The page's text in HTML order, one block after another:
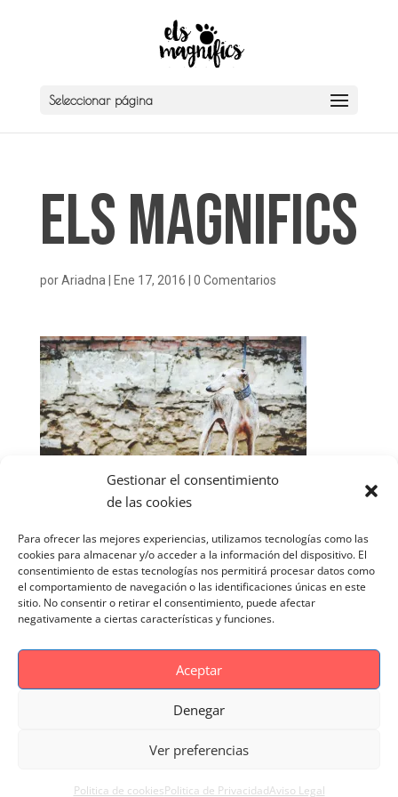
Gestionar el consentimiento
de las cookies
Para ofrecer las mejores experiencias, utilizamos tecnologías como las
cookies para almacenar y/o acceder a la información del dispositivo. El
consentimiento de estas tecnologías nos permitirá procesar datos como
el comportamiento de navegación o las identificaciones únicas en este
sitio. No consentir o retirar el consentimiento, puede afectar
negativamente a ciertas características y funciones.
Aceptar
Denegar
Ver preferencias
Politica de cookiesPolitica de PrivacidadAviso Legal
Seleccionar página
Els Magnifics
porAriadna Ene 17, 2016 0 Comentarios
Politica de Privacidad
Reportaje Magnific